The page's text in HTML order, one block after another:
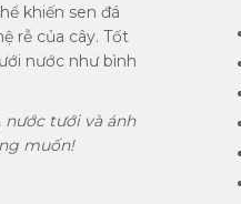
khiến sen đá
rễ của cây. Tốt
nước như bình
nước tưới và ánh
muốn!